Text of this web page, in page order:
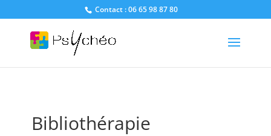
Contact : 06 65 98 87 80
Bibliothérapie